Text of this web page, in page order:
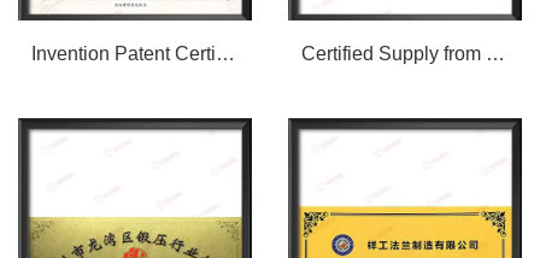
Invention Patent Certificate Certified Supply from China Made Network